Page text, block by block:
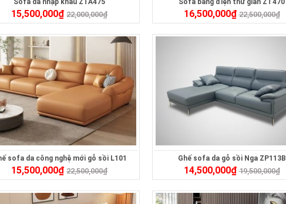
15,500,000₫ 22,000,000₫ 16,500,000₫ 22,500,000₫
sofa da công nghệ mới gỗ sồi L101
15,500,000₫ 22,500,000₫
Ghế sofa da gỗ sồi Nga ZP113B
14,500,000₫ 19,500,000₫